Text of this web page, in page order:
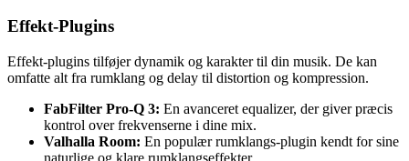
Effekt-Plugins
Effekt-plugins tilføjer dynamik og karakter til din musik. De kan
omfatte alt fra rumklang og delay til distortion og kompression.
FabFilter Pro-Q 3: En avanceret equalizer, der giver præcis
kontrol over frekvenserne i dine mix.
Valhalla Room: En populær rumklangs-plugin kendt for sine